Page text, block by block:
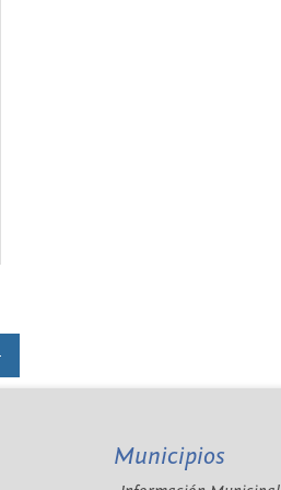
Municipios